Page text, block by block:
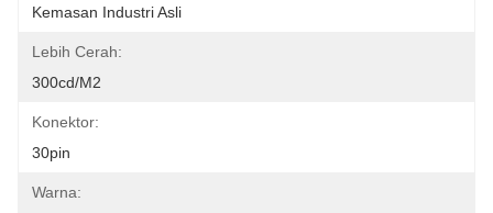
Kemasan Industri Asli
Lebih Cerah:
300cd/m2
Konektor:
30pin
Warna: